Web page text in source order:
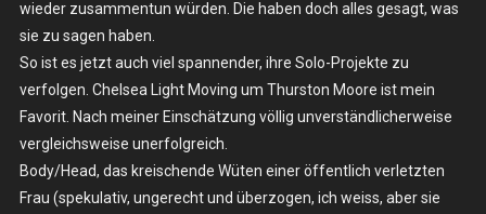
wieder zusammentun würden. Die haben doch alles gesagt, was
sie zu sagen haben.
So ist es jetzt auch viel spannender, ihre Solo-Projekte zu
verfolgen. Chelsea Light Moving um Thurston Moore ist mein
Favorit. Nach meiner Einschätzung völlig unverständlicherweise
vergleichsweise unerfolgreich.
Body/Head, das kreischende Wüten einer öffentlich verletzten
Frau (spekulativ, ungerecht und überzogen, ich weiss, aber sie